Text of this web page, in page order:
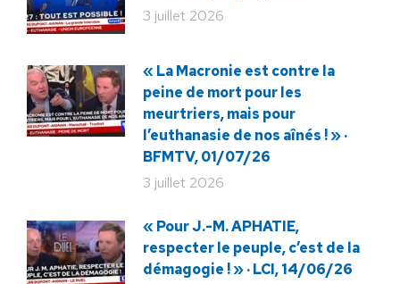
3 juillet 2026
« La Macronie est contre la
peine de mort pour les
meurtriers, mais pour
l’euthanasie de nos aînés ! » ·
BFMTV, 01/07/26
3 juillet 2026
« Pour J.-M. APHATIE,
respecter le peuple, c’est de la
démagogie ! » · LCI, 14/06/26